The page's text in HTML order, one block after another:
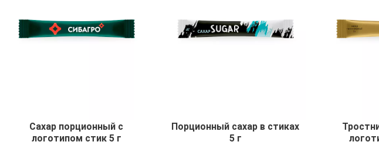
Сахар порционный с
логотипом стик 5 г
Порционный сахар в стиках
5 г